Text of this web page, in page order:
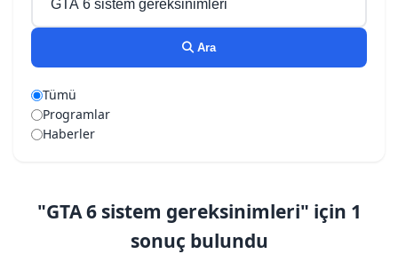
Ara
Tümü
Programlar
Haberler
"GTA 6 sistem gereksinimleri" için 1
sonuç bulundu